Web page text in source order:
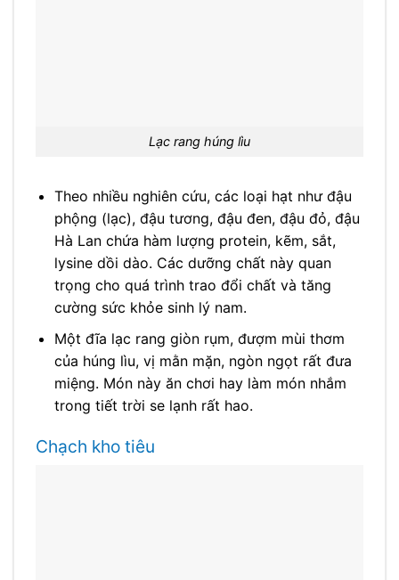
Lạc rang húng lìu
Theo nhiều nghiên cứu, các loại hạt như đậu
phộng (lạc), đậu tương, đậu đen, đậu đỏ, đậu
Hà Lan chứa hàm lượng protein, kẽm, sắt,
lysine dồi dào. Các dưỡng chất này quan
trọng cho quá trình trao đổi chất và tăng
cường sức khỏe sinh lý nam.
Một đĩa lạc rang giòn rụm, đượm mùi thơm
của húng lìu, vị mằn mặn, ngòn ngọt rất đưa
miệng. Món này ăn chơi hay làm món nhắm
trong tiết trời se lạnh rất hao.
Chạch kho tiêu